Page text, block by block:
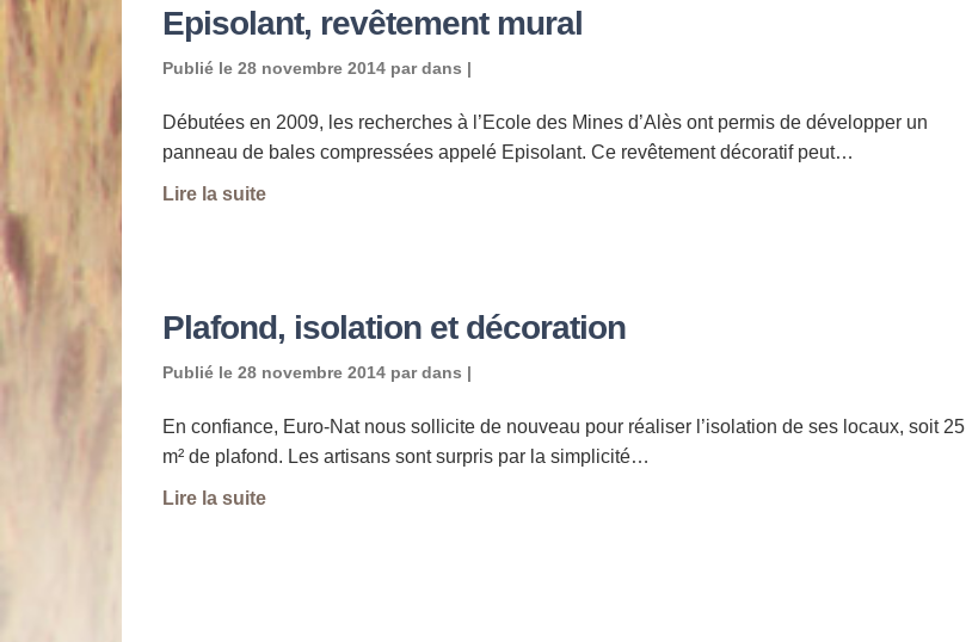
Episolant, revêtement mural
Publié le28 novembre 2014 pardans |
Débutées en 2009, les recherches à l’Ecole des Mines d’Alès ont permis de développer un
panneau de bales compressées appelé Episolant. Ce revêtement décoratif peut…
Lire la suite
Plafond, isolation et décoration
Publié le28 novembre 2014 pardans |
En confiance, Euro-Nat nous sollicite de nouveau pour réaliser l’isolation de ses locaux, soit 25
m² de plafond. Les artisans sont surpris par la simplicité…
Lire la suite